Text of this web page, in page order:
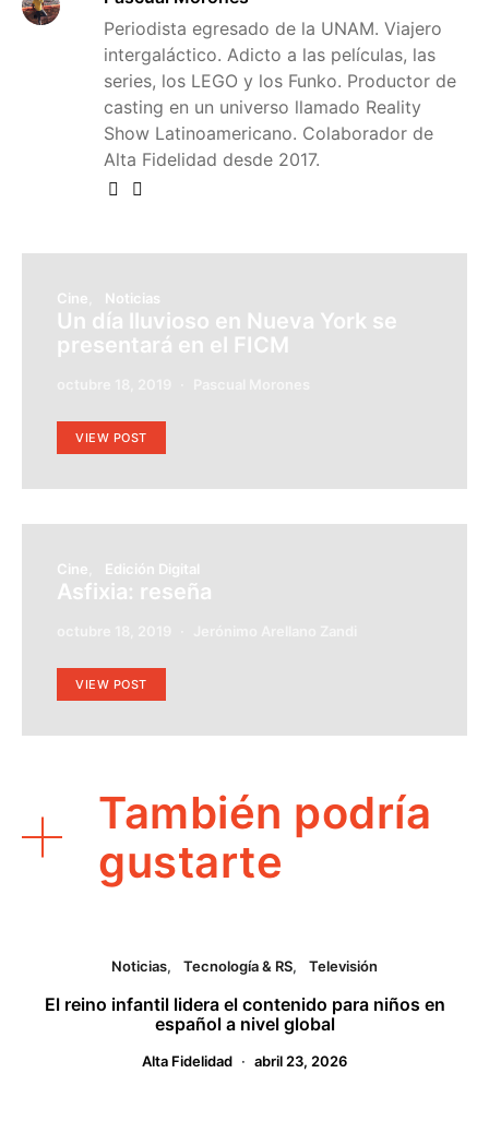
Periodista egresado de la UNAM. Viajero
intergaláctico. Adicto a las películas, las
series, los LEGO y los Funko. Productor de
casting en un universo llamado Reality
Show Latinoamericano. Colaborador de
Alta Fidelidad desde 2017.
Cine Noticias
Un día lluvioso en Nueva York se
presentará en el FICM
VIEW POST
Cine Edición Digital
Asfixia: reseña
VIEW POST
También podría
gustarte
Noticias Tecnología & RS Televisión
El reino infantil lidera el contenido para niños en
español a nivel global
Alta Fidelidad abril 23, 2026